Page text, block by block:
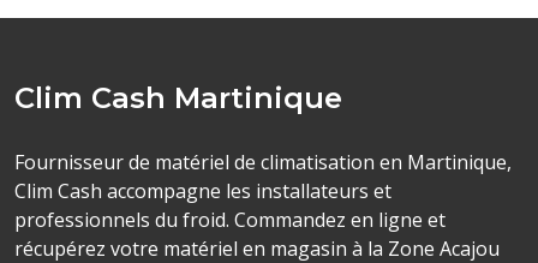
Clim Cash Martinique
Fournisseur de matériel de climatisation en Martinique,
Clim Cash accompagne les installateurs et
professionnels du froid. Commandez en ligne et
récupérez votre matériel en magasin à la Zone Acajou